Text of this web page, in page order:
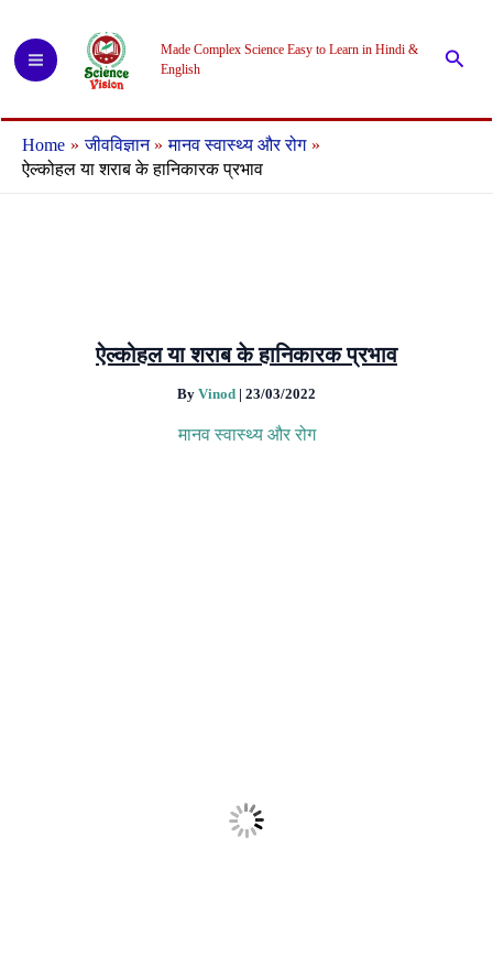
content
Made Complex Science Easy to Learn in Hindi &
English
Home जीवविज्ञान
मानव स्वास्थ्य और रोग
ऐल्कोहल या शराब के हानिकारक प्रभाव
ऐल्कोहल या शराब के हानिकारक प्रभाव
By Vinod | 23/03/2022
मानव स्वास्थ्य और रोग